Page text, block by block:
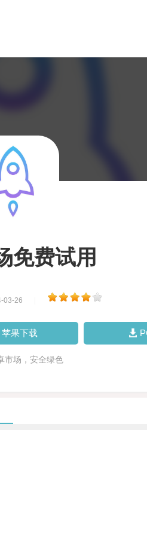
免费试用
03-26
苹果下载
市场，安全绿色